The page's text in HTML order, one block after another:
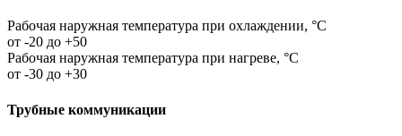
Рабочая наружная температура при охлаждении, °C
от -20 до +50
Рабочая наружная температура при нагреве, °C
от -30 до +30
Трубные коммуникации